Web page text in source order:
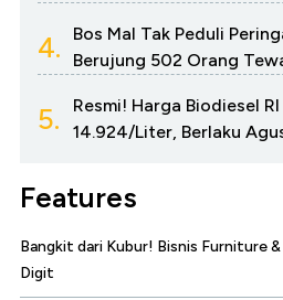
4.
Bos Mal Tak Peduli
Berujung 502 Orang
5.
Resmi! Harga Biodiesel
14.924/Liter, Berlaku
Features
Bangkit dari Kubur! Bisnis Furniture
Digit